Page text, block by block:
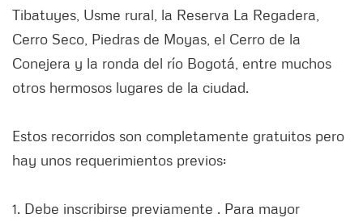
Tibatuyes, Usme rural, la Reserva La Regadera,
Cerro Seco, Piedras de Moyas, el Cerro de la
Conejera y la ronda del río Bogotá, entre muchos
otros hermosos lugares de la ciudad.
Estos recorridos son completamente gratuitos pero
hay unos requerimientos previos:
1. Debe inscribirse previamente . Para mayor